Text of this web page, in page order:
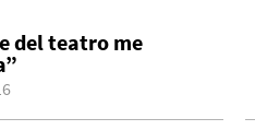
del teatro me